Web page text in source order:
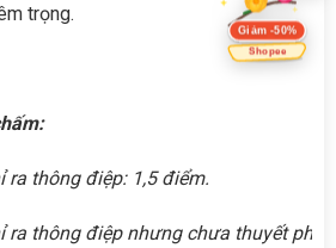
trọng.
ra thông điệp: 1,5 điểm.
ra thông điệp nhưng chưa thuyết
Giảm -50%
Shopee